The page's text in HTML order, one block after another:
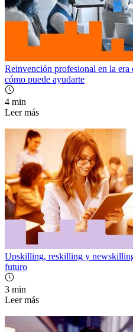
Reinvención profesional en la
cómo puede ayudarte
4 min
Leer más
Upskilling, reskilling y
futuro
3 min
Leer más